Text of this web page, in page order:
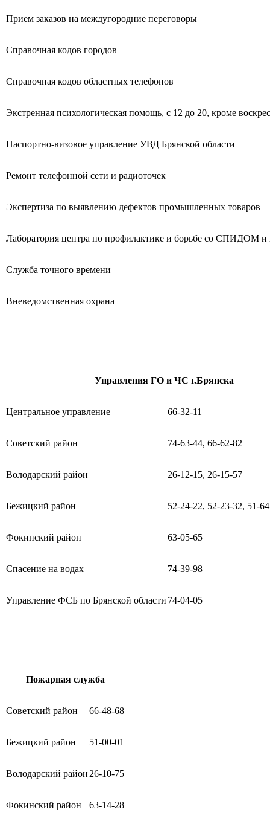
Прием заказов на междугородние переговоры
Справочная кодов городов
Справочная кодов областных телефонов
Экстренная психологическая помощь, с 12 до 20, кроме
Паспортно-визовое управление УВД Брянской области
Ремонт телефонной сети и радиоточек
Экспертиза по выявлению дефектов промышленных товаров
Лаборатория центра по профилактике и борьбе со СПИДОМ
Служба точного времени
Вневедомственная охрана
Управления ГО и ЧС г.Брянска
Центральное управление 66-32-11
Советский район 74-63-44, 66-62-82
Володарский район 26-12-15, 26-15-57
Бежицкий район 52-24-22, 52-23-32, 51-
Фокинский район 63-05-65
Спасение на водах 74-39-98
Управление ФСБ по Брянской области 74-04-05
Пожарная служба
Советский район 66-48-68
Бежицкий район 51-00-01
Володарский район 26-10-75
Фокинский район 63-14-28